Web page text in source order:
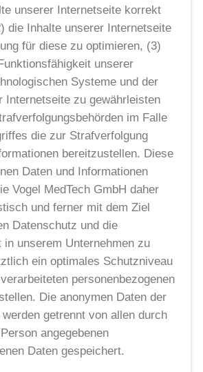
unserer Internetseite korrekt
die Inhalte unserer Internetseite
für diese zu optimieren, (3)
unserer
Systeme und der
Internetseite zu gewährleisten
im Falle
die zur Strafverfolgung
bereitzustellen. Diese
Daten und Informationen
Vogel MedTech GmbH daher
und ferner mit dem Ziel
Datenschutz und die
in unserem Unternehmen zu
ein optimales Schutzniveau
personenbezogenen
Die anonymen Daten der
getrennt von allen durch
angegebenen
Daten gespeichert.